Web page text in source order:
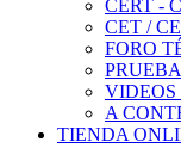
CERT -
CET /
FORO
VIDEOS
A
TIENDA